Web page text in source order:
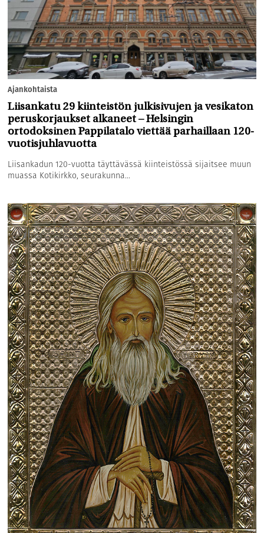
Ajankohtaista
Liisankatu 29 kiinteistön julkisivujen ja vesikaton
peruskorjaukset alkaneet – Helsingin
ortodoksinen Pappilatalo viettää parhaillaan 120-
vuotisjuhlavuotta
Liisankadun 120-vuotta täyttävässä kiinteistössä sijaitsee muun
muassa Kotikirkko, seurakunna...